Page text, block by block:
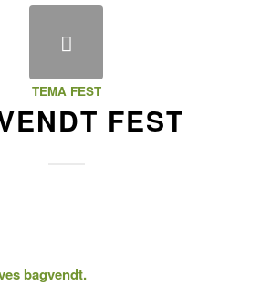
TEMA FEST
FEST
bagvendt.